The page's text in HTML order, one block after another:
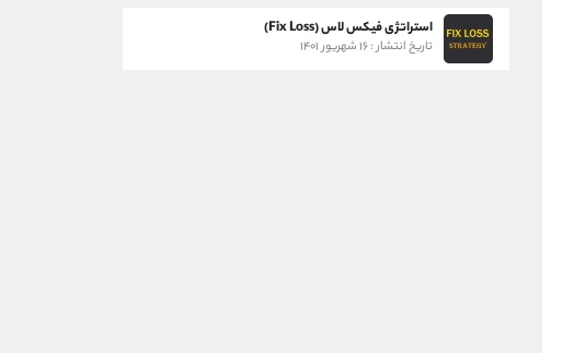
استراتژی فیکس لاس (Fix Loss)
تاریخ انتشار : ۱۶ شهریور ۱۴۰۱